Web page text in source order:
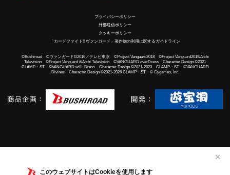
このウェブサイトはCookieを使用します
✕
プライバシーポリシー
外部送信ポリシー
クッキーポリシー
「カードファイト!! ヴァンガード」著作物の利用に関するガイドライン
©Bushiroad ©ヴァンガードG2016／テレビ東京 ©Project Vanguard2018 ©Project Vanguard2019/Aichi
Television ©Project Vanguard if/Aichi Television ©VANGUARD overDress Character Design ©2021
CLAMP・ST ©VANGUARD will+Dress Character Design ©2021-2023 CLAMP・ST ©VANGUARD
Divinez Character Design ©2021-2026 CLAMP・ST © Cygames, Inc.